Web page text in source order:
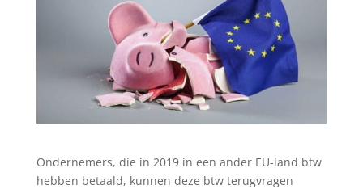
Ondernemers, die in 2019 in een ander EU-land btw
hebben betaald, kunnen deze btw terugvragen